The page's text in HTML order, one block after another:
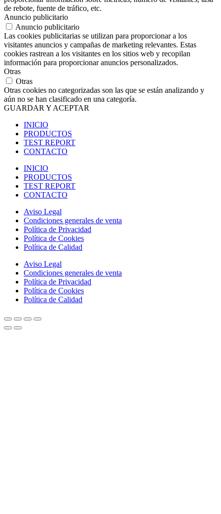
de rebote, fuente de tráfico, etc.
Anuncio publicitario
Anuncio publicitario
Las cookies publicitarias se utilizan para proporcionar a los
visitantes anuncios y campañas de marketing relevantes. Estas
cookies rastrean a los visitantes en los sitios web y recopilan
información para proporcionar anuncios personalizados.
Otras
Otras
Otras cookies no categorizadas son las que se están analizando y
aún no se han clasificado en una categoría.
GUARDAR Y ACEPTAR
INICIO
PRODUCTOS
TEST REPORT
CONTACTO
INICIO
PRODUCTOS
TEST REPORT
CONTACTO
Aviso Legal
Condiciones generales de venta
Política de Privacidad
Política de Cookies
Política de Calidad
Aviso Legal
Condiciones generales de venta
Política de Privacidad
Política de Cookies
Política de Calidad